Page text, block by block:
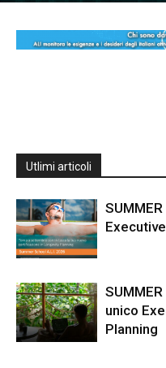
Utlimi articoli
unico
Planning